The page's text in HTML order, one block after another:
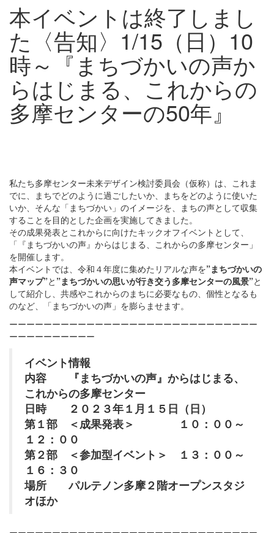
本イベントは終了しまし
た〈告知〉1/15（日）10
時～『まちづかいの声か
らはじまる、これからの
多摩センターの50年』
私たち多摩センター未来デザイン検討委員会（仮称）は、これま
でに、まちでどのように過ごしたいか、まちをどのように使いた
いか、そんな「まちづかい」のイメージを、まちの声として収集
することを目的とした企画を実施してきました。
その成果発表とこれからに向けたキックオフイベントとして、
「『まちづかいの声』からはじまる、これからの多摩センター」
を開催します。
本イベントでは、令和４年度に集めたリアルな声を”まちづかいの
声マップ”と ”まちづかいの思いが行き交う多摩センターの風景”と
して紹介し、共感やこれからのまちに必要なもの、個性となるも
のなど、「まちづかいの声」を膨らませます。
ーーーーーーーーーーーーーーーーーーーーーーーーーーーーー
ーーーーーーーーーー
イベント情報
内容 『まちづかいの声』からはじまる、
これからの多摩センター
日時 ２０２３年１月１５日（日）
第１部 ＜成果発表＞ １０：００～
１２：００
第２部 ＜参加型イベント＞ １３：００～
１６：３０
場所 パルテノン多摩２階オープンスタジ
オほか